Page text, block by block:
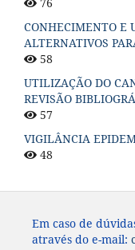
CONHECIMENTO E
ALTERNATIVOS
58
UTILIZAÇÃO DO
REVISÃO
57
VIGILÂNCIA
48
Em caso de
através do e-mail: